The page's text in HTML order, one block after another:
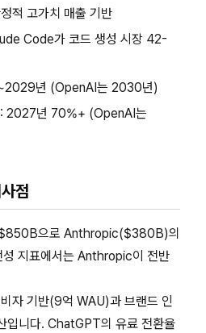
적 고가치 매출 기반
Code가 코드 생성 시장 42-
년 (OpenAI는 2030년)
: 2027년 70%+ (OpenAI는
점
으로 Anthropic($380B)의
성 지표에서는 Anthropic이 전반
자 기반(9억 WAU)과 브랜드 인
입니다. ChatGPT의 유료 전환율